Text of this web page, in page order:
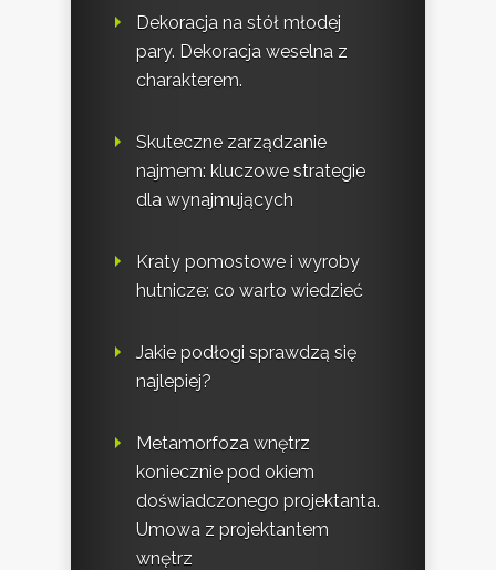
Dekoracja na stół młodej
pary. Dekoracja weselna z
charakterem.
Skuteczne zarządzanie
najmem: kluczowe strategie
dla wynajmujących
Kraty pomostowe i wyroby
hutnicze: co warto wiedzieć
Jakie podłogi sprawdzą się
najlepiej?
Metamorfoza wnętrz
koniecznie pod okiem
doświadczonego projektanta.
Umowa z projektantem
wnętrz